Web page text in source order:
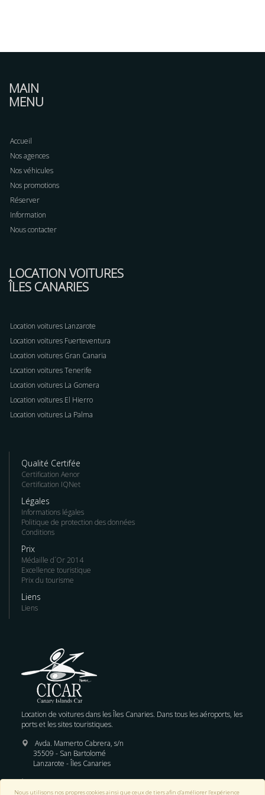
MAIN
MENU
Accueil
Nos agences
Nos véhicules
Nos promotions
Réserver
Information
Nous contacter
LOCATION VOITURES
ÎLES CANARIES
Location voitures Lanzarote
Location voitures Fuerteventura
Location voitures Gran Canaria
Location voitures Tenerife
Location voitures La Gomera
Location voitures El Hierro
Location voitures La Palma
Qualité Certifée
Certification Aenor
Certification IQNet
Légales
Informations légales
Politique de protection des données
Conditions
Prix
Médaille d´Or 2014
Excellence touristique
Prix du tourisme
Liens
Liens
Location de voitures dans les Îles Canaries. Dans tous les aéroports, les
ports et les sites touristiques.
Avda. Mamerto Cabrera, s/n
35509 - San Bartolomé
Lanzarote - Îles Canaries
Réservations:+34 928 822 900
Nous utilisons nos propres cookies ainsi que ceux de tiers afin d’améliorer l’expérience